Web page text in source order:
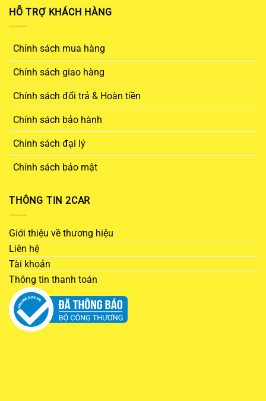
HỖ TRỢ KHÁCH HÀNG
Chính sách mua hàng
Chính sách giao hàng
Chính sách đổi trả & Hoàn tiền
Chính sách bảo hành
Chính sách đại lý
Chính sách bảo mật
THÔNG TIN 2CAR
Giới thiệu về thương hiệu
Liên hệ
Tài khoản
Thông tin thanh toán